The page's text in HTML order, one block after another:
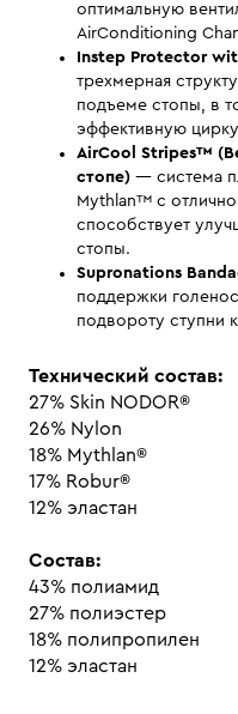
оптимальную
AirConditioning
Instep Protector
трехмерная
подъеме стопы, в
эффективную
AirCool Stripes™
стопе) — система
Mythlan™ с
способствует
стопы.
Supronations
поддержки
подвороту ступни
Технический состав:
27% Skin NODOR®
26% Nylon
18% Mythlan®
17% Robur®
12% эластан
Состав:
43% полиамид
27% полиэстер
18% полипропилен
12% эластан